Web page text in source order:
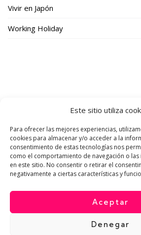
Este sitio utiliza
Para ofrecer las mejores experiencias,
cookies para almacenar y/o acceder a la
consentimiento de estas tecnologías nos
como el comportamiento de navegación o
en este sitio. No consentir o retirar el
negativamente a ciertas características y
Aceptar
Denegar
Vivir en Japón
Working Holiday
YouTube